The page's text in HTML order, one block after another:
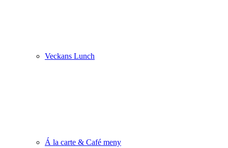
Veckans Lunch
Á la carte & Café meny